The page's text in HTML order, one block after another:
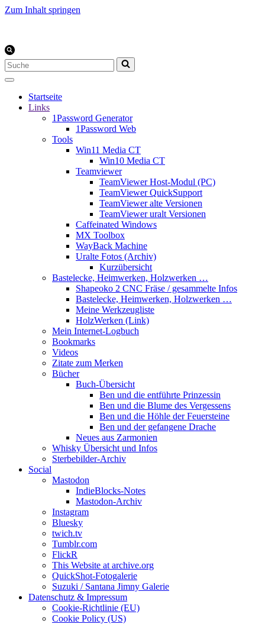
Zum Inhalt springen
Suchen
nach …
Startseite
Links
1Password Generator
1Password Web
Tools
Win11 Media CT
Win10 Media CT
Teamviewer
TeamViewer Host-Modul (PC)
TeamViewer QuickSupport
TeamViewer alte Versionen
TeamViewer uralt Versionen
Caffeinated Windows
MX Toolbox
WayBack Machine
Uralte Fotos (Archiv)
Kurzübersicht
Bastelecke, Heimwerken, Holzwerken …
Shapeoko 2 CNC Fräse / gesammelte Infos
Bastelecke, Heimwerken, Holzwerken …
Meine Werkzeugliste
HolzWerken (Link)
Mein Internet-Logbuch
Bookmarks
Videos
Zitate zum Merken
Bücher
Buch-Übersicht
Ben und die entführte Prinzessin
Ben und die Blume des Vergessens
Ben und die Höhle der Feuersteine
Ben und der gefangene Drache
Neues aus Zarmonien
Whisky Übersicht und Infos
Sterbebilder-Archiv
Social
Mastodon
IndieBlocks-Notes
Mastodon-Archiv
Instagram
Bluesky
twich.tv
Tumblr.com
FlickR
This Website at archive.org
QuickShot-Fotogalerie
Suzuki / Santana Jimny Galerie
Datenschutz & Impressum
Cookie-Richtlinie (EU)
Cookie Policy (US)